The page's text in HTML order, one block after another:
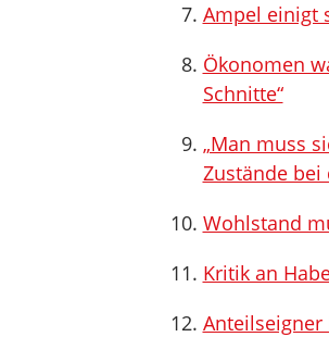
Ampel einigt
Ökonomen
Schnitte“
„Man muss
Zustände bei
Wohlstand
Kritik an